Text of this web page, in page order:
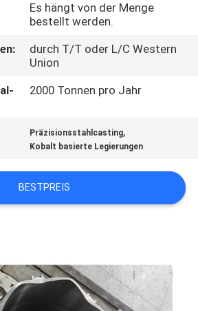
Es hängt von der Menge
bestellt werden.
durch T/T oder L/C Western
Union
2000 Tonnen pro Jahr
Präzisionsstahlcasting,
Kobalt basierte Legierungen
BESTPREIS